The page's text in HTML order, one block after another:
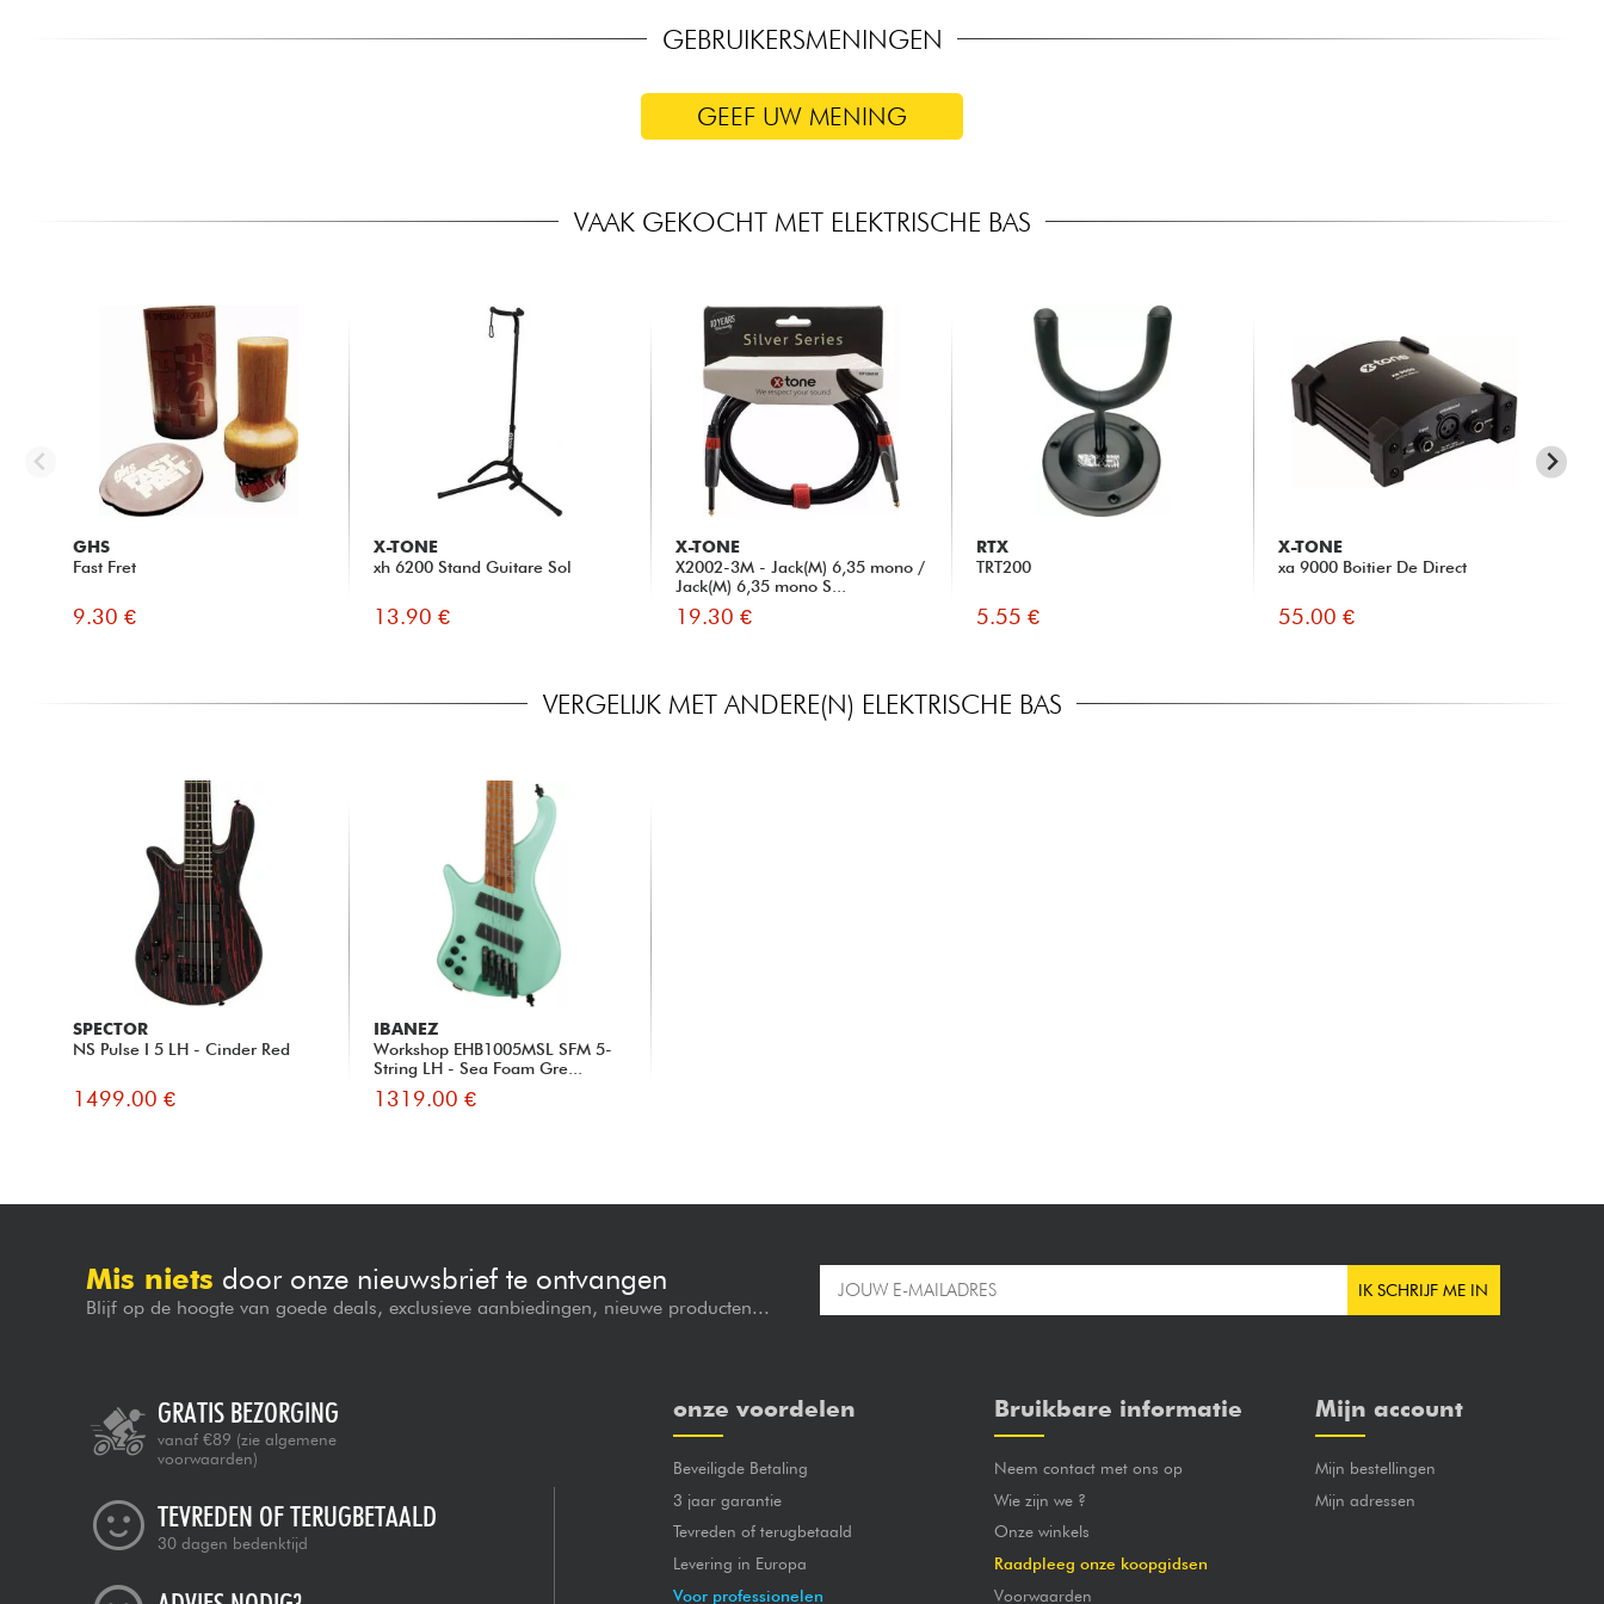
GEBRUIKERSMENINGEN
GEEF UW MENING
VAAK GEKOCHT MET ELEKTRISCHE BAS
GHS
Fast Fret
9.30 €
X-TONE
xh 6200 Stand Guitare Sol
13.90 €
X-TONE
X2002-3M - Jack(M) 6,35 mono /
Jack(M) 6,35 mono S...
19.30 €
RTX
TRT200
5.55 €
X-TONE
xa 9000 Boitier De Direct
55.00 €
VERGELIJK MET ANDERE(N) ELEKTRISCHE BAS
SPECTOR
NS Pulse I 5 LH - Cinder Red
1499.00 €
IBANEZ
Workshop EHB1005MSL SFM 5-
String LH - Sea Foam Gre...
1319.00 €
Mis niets door onze nieuwsbrief te ontvangen
Blijf op de hoogte van goede deals, exclusieve aanbiedingen, nieuwe producten...
IK SCHRIJF ME IN
GRATIS BEZORGING
vanaf €89 (zie algemene
voorwaarden)
TEVREDEN OF TERUGBETAALD
30 dagen bedenktijd
onze voordelen
Beveiligde Betaling
3 jaar garantie
Tevreden of terugbetaald
Levering in Europa
Voor professionelen
Bruikbare informatie
Neem contact met ons op
Wie zijn we ?
Onze winkels
Raadpleeg onze koopgidsen
Voorwaarden
Mijn account
Mijn bestellingen
Mijn adressen